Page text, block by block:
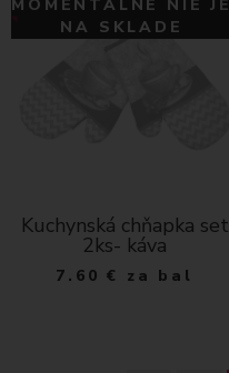
MOMENTÁLNE NIE JE
NA SKLADE
Kuchynská chňapka set
2ks- káva
7.60 € za bal